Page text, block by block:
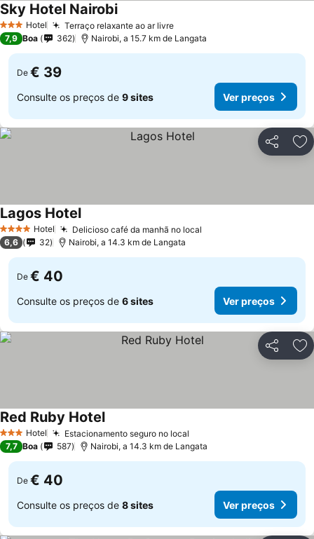
3 EstrelasHotel Terraço relaxante ao ar livreVer preços
Sky Hotel NairobiVer preços
7,9 Boa 362 Nairobi, a 15.7 km de Langata
De € 39
Consulte os preços de 9 sites Ver preços
Partilhar
4 EstrelasHotel Delicioso café da manhã no local
Lagos HotelVer preços
6,6 32 Nairobi, a 14.3 km de Langata
De € 40
Consulte os preços de 6 sites Ver preços
Partilhar
3 EstrelasHotel Estacionamento seguro no local
Red Ruby HotelVer preços
7,7 Boa 587 Nairobi, a 14.3 km de Langata
De € 40
Consulte os preços de 8 sites Ver preços